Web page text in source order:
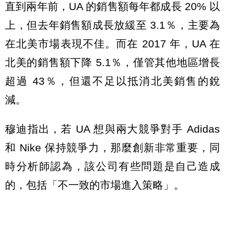
直到兩年前，UA 的銷售額每年都成長 20% 以
上，但去年銷售額成長放緩至 3.1％，主要為
在北美市場表現不佳。而在 2017 年，UA 在
北美的銷售額下降 5.1％，僅管其他地區增長
超過 43％，但還不足以抵消北美銷售的銳
減。
穆迪指出，若 UA 想與兩大競爭對手 Adidas
和 Nike 保持競爭力，那麼創新非常重要，同
時分析師認為，該公司有些問題是自己造成
的，包括「不一致的市場進入策略」。